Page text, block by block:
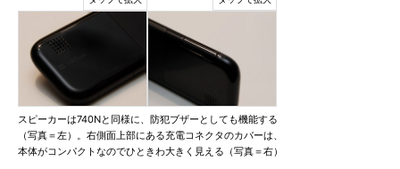
スピーカーは740Nと同様に、防犯ブザーとしても機能する
（写真＝左）。右側面上部にある充電コネクタのカバーは、
本体がコンパクトなのでひときわ大きく見える（写真＝右）